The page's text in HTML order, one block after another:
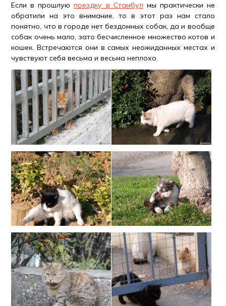
Если в прошлуюпоездку в Стамбул мы практически не
обратили на это внимание, то в этот раз нам стало
понятно, что в городе нет бездомных собак, да и вообще
собак очень мало, зато бесчисленное множество котов и
кошек. Встречаются они в самых неожиданных местах и
чувствуют себя весьма и весьма неплохо.